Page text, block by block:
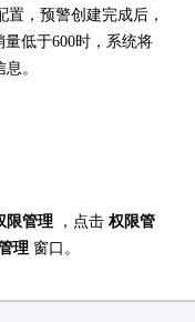
置，预警创建完成后，
量低于600时，系统将
。
限管理 ，点击 权限管
理 窗口。